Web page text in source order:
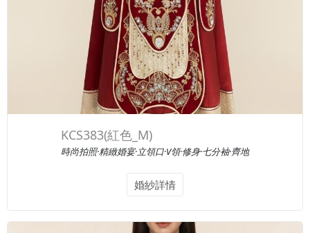
KCS383(紅色_M)
時尚拍照·精緻婚宴·立領口·V領·修身·七分袖·齊地
婚紗詳情